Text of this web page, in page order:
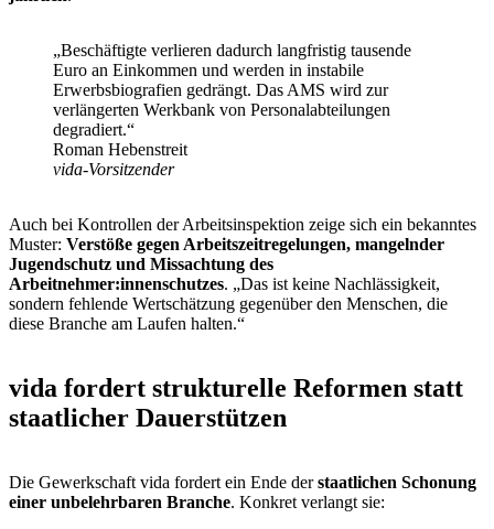
„Beschäftigte verlieren dadurch langfristig tausende
Euro an Einkommen und werden in instabile
Erwerbsbiografien gedrängt. Das AMS wird zur
verlängerten Werkbank von Personalabteilungen
degradiert.“
Roman Hebenstreit
vida-Vorsitzender
Auch bei Kontrollen der Arbeitsinspektion zeige sich ein bekanntes
Muster: Verstöße gegen Arbeitszeitregelungen, mangelnder
Jugendschutz und Missachtung des
Arbeitnehmer:innenschutzes. „Das ist keine Nachlässigkeit,
sondern fehlende Wertschätzung gegenüber den Menschen, die
diese Branche am Laufen halten.“
vida fordert strukturelle Reformen statt
staatlicher Dauerstützen
Die Gewerkschaft vida fordert ein Ende derstaatlichen Schonung
einer unbelehrbaren Branche. Konkret verlangt sie: